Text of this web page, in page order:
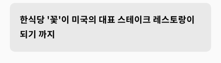
한식당 '꽃'이 미국의 대표 스테이크 레스토랑이
되기 까지